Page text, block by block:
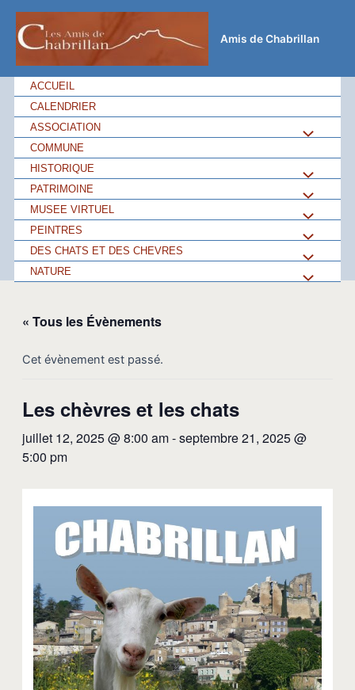
contenu
Amis de Chabrillan
ACCUEIL
CALENDRIER
ASSOCIATION
Menu
COMMUNE
HISTORIQUE
Menu
PATRIMOINE
Menu
MUSEE VIRTUEL
Menu
PEINTRES
DES CHATS ET DES CHEVRES
NATURE
« Tous les Évènements
Cet évènement est passé.
Les chèvres et les chats
juillet 12, 2025 @ 8:00 am-septembre 21, 2025 @
5:00 pm